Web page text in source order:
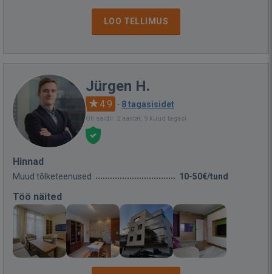
LOO TELLIMUS
Jürgen H.
4.9 · 8 tagasisidet
Oli saidil: 2 aastat, 9 kuud tagasi
Hinnad
Muud tõlketeenused 10-50€/tund
Töö näited